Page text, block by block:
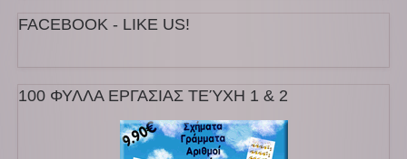
FACEBOOK - LIKE US!
100 ΦΥΛΛΑ ΕΡΓΑΣΙΑΣ ΤΕΎΧΗ 1 & 2